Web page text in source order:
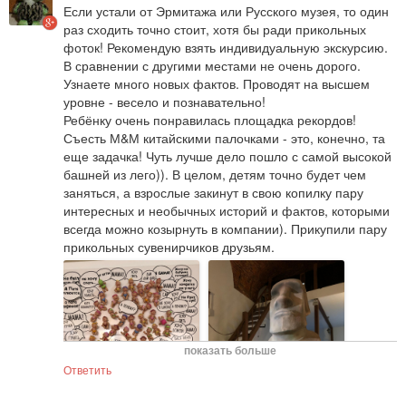
Если устали от Эрмитажа или Русского музея, то один
раз сходить точно стоит, хотя бы ради прикольных
фоток! Рекомендую взять индивидуальную экскурсию.
В сравнении с другими местами не очень дорого.
Узнаете много новых фактов. Проводят на высшем
уровне - весело и познавательно!
Ребёнку очень понравилась площадка рекордов!
Съесть М&М китайскими палочками - это, конечно, та
еще задачка! Чуть лучше дело пошло с самой высокой
башней из лего)). В целом, детям точно будет чем
заняться, а взрослые закинут в свою копилку пару
интересных и необычных историй и фактов, которыми
всегда можно козырнуть в компании). Прикупили пару
прикольных сувенирчиков друзьям.
показать больше
Ответить